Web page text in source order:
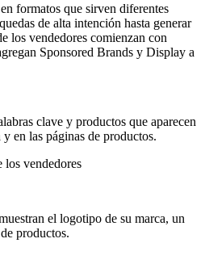
formatos que sirven diferentes
de alta intención hasta generar
los vendedores comienzan con
Sponsored Brands y Display a
clave y productos que aparecen
en las páginas de productos.
los vendedores
el logotipo de su marca, un
productos.